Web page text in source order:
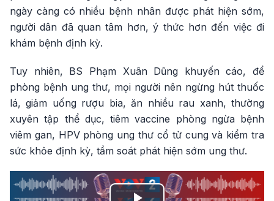
ngày càng có nhiều bệnh nhân được phát hiện sớm,
người dân đã quan tâm hơn, ý thức hơn đến việc đi
khám bệnh định kỳ.
Tuy nhiên, BS Phạm Xuân Dũng khuyến cáo, để
phòng bệnh ung thư, mọi người nên ngừng hút thuốc
lá, giảm uống rượu bia, ăn nhiều rau xanh, thường
xuyên tập thể dục, tiêm vaccine phòng ngừa bệnh
viêm gan, HPV phòng ung thư cổ tử cung và kiểm tra
sức khỏe định kỳ, tầm soát phát hiện sớm ung thư.